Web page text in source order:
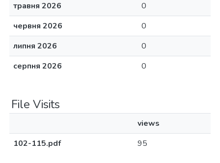
травня 2026
0
червня 2026
0
липня 2026
0
серпня 2026
0
File Visits
views
102-115.pdf
95